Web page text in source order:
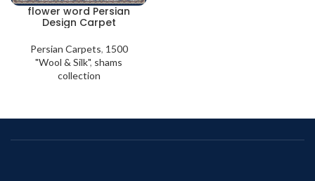
flower word Persian
Design Carpet
Persian Carpets, 1500
"Wool & Silk", shams
collection